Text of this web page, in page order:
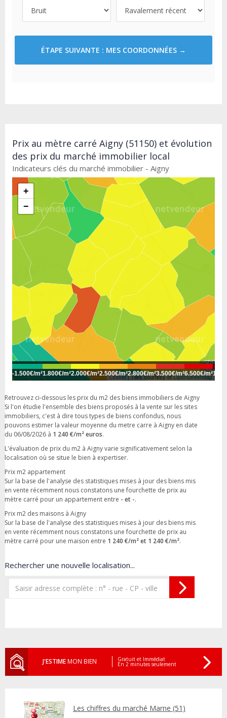
ÉTAPE SUIVANTE : MES COORDONNÉES →
Prix au mètre carré Aigny (51150) et évolution
des prix du marché immobilier local
Indicateurs clés du marché immobilier - Aigny
+
−
Leaflet| Tiles courtesy ofOpenStreetMap
-1.500€/m²1.800€/m²2.000€/m²2.500€/m²2.800€/m²3.500€/m²6.500€/m²
Retrouvez ci-dessous les prix du m2 des biens immobiliers de Aigny
Si l'on étudie l'ensemble des biens proposés à la vente sur les sites
immobiliers, c'est à dire tous types de biens confondus, nous
pouvons estimer la valeur moyenne du metre carre à Aigny en date
du 06/08/2026 à 1 240 €/m² euros.
L'évaluation de prix du m2 à Aigny varie significativement selon la
localisation où se situe le bien à expertiser.
Prix m2 appartement
Sur la base de l'analyse des statistiques mises à jour des biens mis
en vente récemment nous constatons une fourchette de prix au
mètre carré pour un appartement entre - et -.
Prix m2 des maisons à Aigny
Sur la base de l'analyse des statistiques mises à jour des biens mis
en vente récemment nous constatons une fourchette de prix au
mètre carré pour une maison entre 1 240 €/m² et 1 240 €/m².
Rechercher une nouvelle localisation...
J'ESTIMEMON BIEN Gratuit et Immédiat
En 2 minutes seulement
Les chiffres du marché Marne (51)